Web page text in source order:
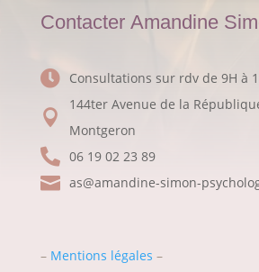
Contacter Amandine
 Consultations sur rdv de 9H à

144ter Avenue de la
Montgeron
 06 19 02 23 89
 as@amandine-simon-
– Mentions légales –